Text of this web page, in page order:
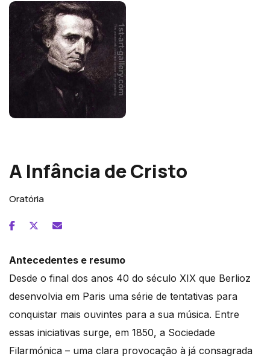
A Infância de Cristo
Oratória
Antecedentes e resumo
Desde o final dos anos 40 do século XIX que Berlioz
desenvolvia em Paris uma série de tentativas para
conquistar mais ouvintes para a sua música. Entre
essas iniciativas surge, em 1850, a Sociedade
Filarmónica – uma clara provocação à já consagrada